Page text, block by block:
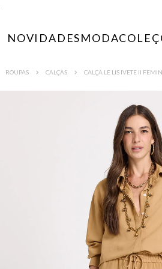
NOVIDADESMODA
ROUPAS CALÇAS CALÇA LE LIS IVETE II